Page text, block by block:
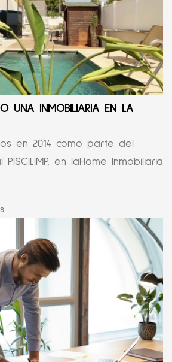
UNA INMOBILIARIA EN LA
en 2014 como parte del
en laHome Inmobiliaria